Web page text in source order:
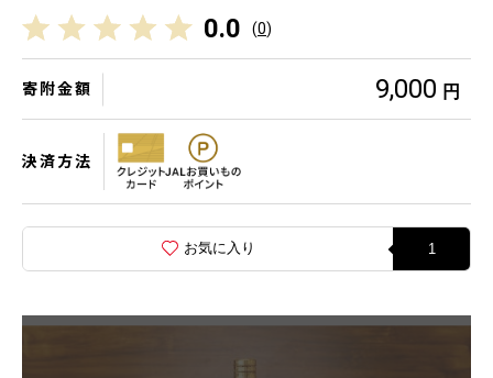
0.0 (0)
寄附金額 9,000 円
決済方法
お気に入り 1